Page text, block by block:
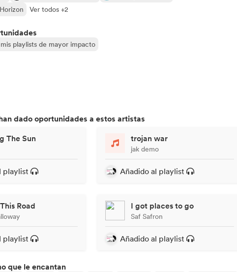
Ver todos +2
playlists de mayor impacto
dado oportunidades a estos artistas
The Sun
playlist
trojan war
jak demo
Añadido al playlist
Road
playlist
I got places to go
Saf Safron
Añadido al playlist
que le encantan